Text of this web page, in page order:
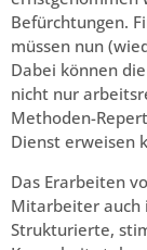
Befürchtungen.
müssen nun
Dabei können
nicht nur
Methoden-
Dienst erweisen
Das Erarbeiten
Mitarbeiter auch
Strukturierte,